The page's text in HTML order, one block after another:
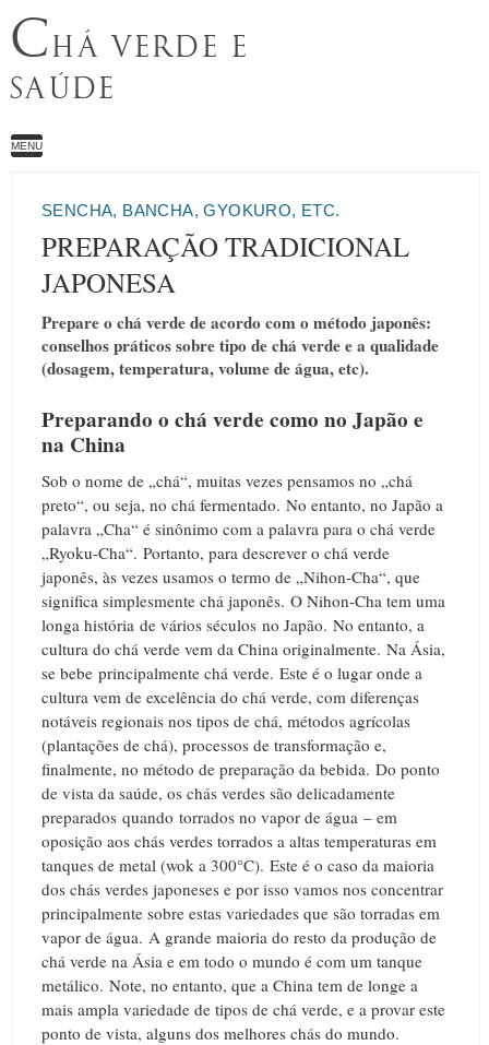
CHÁ VERDE E
SAÚDE
MENU
SENCHA, BANCHA, GYOKURO, ETC.
PREPARAÇÃO TRADICIONAL
JAPONESA
Prepare o chá verde de acordo com o método japonês:
conselhos práticos sobre tipo de chá verde e a qualidade
(dosagem, temperatura, volume de água, etc).
Preparando o chá verde como no Japão e
na China
Sob o nome de „chá“, muitas vezes pensamos no „chá
preto“, ou seja, no chá fermentado. No entanto, no Japão a
palavra „Cha“ é sinônimo com a palavra para o chá verde
„Ryoku-Cha“. Portanto, para descrever o chá verde
japonês, às vezes usamos o termo de „Nihon-Cha“, que
significa simplesmente chá japonês. O Nihon-Cha tem uma
longa história de vários séculos no Japão. No entanto, a
cultura do chá verde vem da China originalmente. Na Ásia,
se bebe principalmente chá verde. Este é o lugar onde a
cultura vem de excelência do chá verde, com diferenças
notáveis ​​regionais nos tipos de chá, métodos agrícolas
(plantações de chá), processos de transformação e,
finalmente, no método de preparação da bebida. Do ponto
de vista da saúde, os chás verdes são delicadamente
preparados quando torrados no vapor de água – em
oposição aos chás verdes torrados a altas temperaturas em
tanques de metal (wok a 300°C). Este é o caso da maioria
dos chás verdes japoneses e por isso vamos nos concentrar
principalmente sobre estas variedades que são torradas em
vapor de água. A grande maioria do resto da produção de
chá verde na Ásia e em todo o mundo é com um tanque
metálico. Note, no entanto, que a China tem de longe a
mais ampla variedade de tipos de chá verde, e a provar este
ponto de vista, alguns dos melhores chás do mundo.